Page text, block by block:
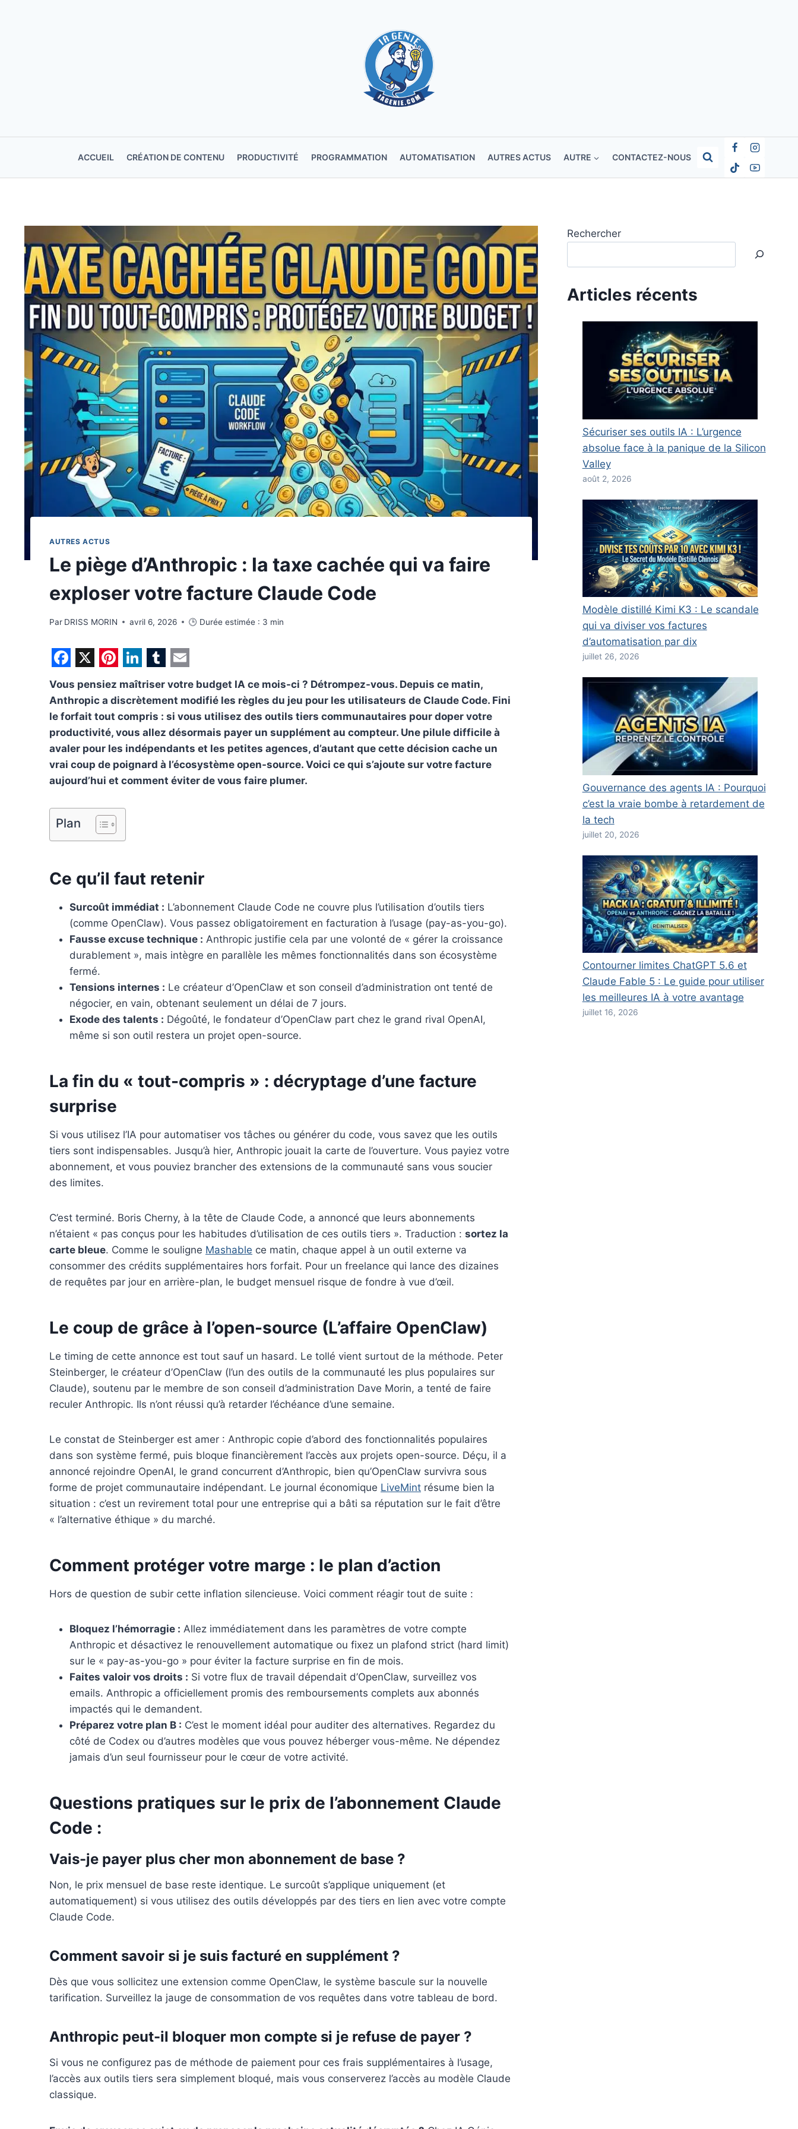
ACCUEIL CRÉATION DE CONTENU PRODUCTIVITÉ PROGRAMMATION AUTOMATISATION AUTRES ACTUS AUTRE CONTACTEZ-NOUS
AUTRES ACTUS
Le piège d’Anthropic : la taxe cachée qui va faire
exploser votre facture Claude Code
Par DRISS MORIN avril 6, 2026 🕒 Durée estimée : 3 min
F
a
c
e
b
o
o
k
X P
i
n
t
e
r
e
s
t
L
i
n
k
e
d
I
n
T
u
m
b
l
r
E
m
a
i
l
Vous pensiez maîtriser votre budget IA ce mois-ci ? Détrompez-vous. Depuis ce matin,
Anthropic a discrètement modifié les règles du jeu pour les utilisateurs de Claude Code. Fini
le forfait tout compris : si vous utilisez des outils tiers communautaires pour doper votre
productivité, vous allez désormais payer un supplément au compteur. Une pilule difficile à
avaler pour les indépendants et les petites agences, d’autant que cette décision cache un
vrai coup de poignard à l’écosystème open-source. Voici ce qui s’ajoute sur votre facture
aujourd’hui et comment éviter de vous faire plumer.
Plan
Ce qu’il faut retenir
Surcoût immédiat : L’abonnement Claude Code ne couvre plus l’utilisation d’outils tiers
(comme OpenClaw). Vous passez obligatoirement en facturation à l’usage (pay-as-you-go).
Fausse excuse technique : Anthropic justifie cela par une volonté de « gérer la croissance
durablement », mais intègre en parallèle les mêmes fonctionnalités dans son écosystème
fermé.
Tensions internes : Le créateur d’OpenClaw et son conseil d’administration ont tenté de
négocier, en vain, obtenant seulement un délai de 7 jours.
Exode des talents : Dégoûté, le fondateur d’OpenClaw part chez le grand rival OpenAI,
même si son outil restera un projet open-source.
La fin du « tout-compris » : décryptage d’une facture
surprise
Si vous utilisez l’IA pour automatiser vos tâches ou générer du code, vous savez que les outils
tiers sont indispensables. Jusqu’à hier, Anthropic jouait la carte de l’ouverture. Vous payiez votre
abonnement, et vous pouviez brancher des extensions de la communauté sans vous soucier
des limites.
C’est terminé. Boris Cherny, à la tête de Claude Code, a annoncé que leurs abonnements
n’étaient « pas conçus pour les habitudes d’utilisation de ces outils tiers ». Traduction : sortez la
carte bleue. Comme le souligne Mashable ce matin, chaque appel à un outil externe va
consommer des crédits supplémentaires hors forfait. Pour un freelance qui lance des dizaines
de requêtes par jour en arrière-plan, le budget mensuel risque de fondre à vue d’œil.
Le coup de grâce à l’open-source (L’affaire OpenClaw)
Le timing de cette annonce est tout sauf un hasard. Le tollé vient surtout de la méthode. Peter
Steinberger, le créateur d’OpenClaw (l’un des outils de la communauté les plus populaires sur
Claude), soutenu par le membre de son conseil d’administration Dave Morin, a tenté de faire
reculer Anthropic. Ils n’ont réussi qu’à retarder l’échéance d’une semaine.
Le constat de Steinberger est amer : Anthropic copie d’abord des fonctionnalités populaires
dans son système fermé, puis bloque financièrement l’accès aux projets open-source. Déçu, il a
annoncé rejoindre OpenAI, le grand concurrent d’Anthropic, bien qu’OpenClaw survivra sous
forme de projet communautaire indépendant. Le journal économique LiveMint résume bien la
situation : c’est un revirement total pour une entreprise qui a bâti sa réputation sur le fait d’être
« l’alternative éthique » du marché.
Comment protéger votre marge : le plan d’action
Hors de question de subir cette inflation silencieuse. Voici comment réagir tout de suite :
Bloquez l’hémorragie : Allez immédiatement dans les paramètres de votre compte
Anthropic et désactivez le renouvellement automatique ou fixez un plafond strict (hard limit)
sur le « pay-as-you-go » pour éviter la facture surprise en fin de mois.
Faites valoir vos droits : Si votre flux de travail dépendait d’OpenClaw, surveillez vos
emails. Anthropic a officiellement promis des remboursements complets aux abonnés
impactés qui le demandent.
Préparez votre plan B : C’est le moment idéal pour auditer des alternatives. Regardez du
côté de Codex ou d’autres modèles que vous pouvez héberger vous-même. Ne dépendez
jamais d’un seul fournisseur pour le cœur de votre activité.
Questions pratiques sur le prix de l’abonnement Claude
Code :
Vais-je payer plus cher mon abonnement de base ?
Non, le prix mensuel de base reste identique. Le surcoût s’applique uniquement (et
automatiquement) si vous utilisez des outils développés par des tiers en lien avec votre compte
Claude Code.
Comment savoir si je suis facturé en supplément ?
Dès que vous sollicitez une extension comme OpenClaw, le système bascule sur la nouvelle
tarification. Surveillez la jauge de consommation de vos requêtes dans votre tableau de bord.
Anthropic peut-il bloquer mon compte si je refuse de payer ?
Si vous ne configurez pas de méthode de paiement pour ces frais supplémentaires à l’usage,
l’accès aux outils tiers sera simplement bloqué, mais vous conserverez l’accès au modèle Claude
classique.
Rechercher
Articles récents
Sécuriser ses outils IA : L’urgence
absolue face à la panique de la Silicon
Valley
août 2, 2026
Modèle distillé Kimi K3 : Le scandale
qui va diviser vos factures
d’automatisation par dix
juillet 26, 2026
Gouvernance des agents IA : Pourquoi
c’est la vraie bombe à retardement de
la tech
juillet 20, 2026
Contourner limites ChatGPT 5.6 et
Claude Fable 5 : Le guide pour utiliser
les meilleures IA à votre avantage
juillet 16, 2026